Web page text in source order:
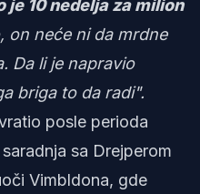
je 10 nedelja za milion
on neće ni da mrdne
Da li je napravio
briga to da radi".
posle perioda
sa Drejperom
Vimbldona, gde